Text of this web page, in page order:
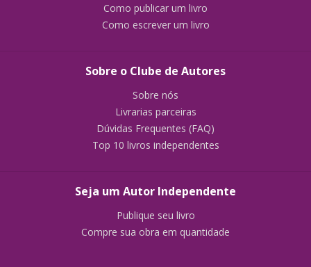
Como publicar um livro
Como escrever um livro
Sobre o Clube de Autores
Sobre nós
Livrarias parceiras
Dúvidas Frequentes (FAQ)
Top 10 livros independentes
Seja um Autor Independente
Publique seu livro
Compre sua obra em quantidade